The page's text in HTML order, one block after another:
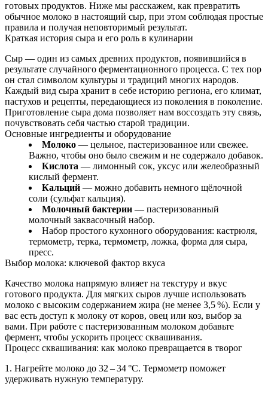
готовых продуктов. Ниже мы расскажем, как превратить
обычное молоко в настоящий сыр, при этом соблюдая простые
правила и получая неповторимый результат.
Краткая история сыра и его роль в кулинарии
Сыр — один из самых древних продуктов, появившийся в
результате случайного ферментационного процесса. С тех пор
он стал символом культуры и традиций многих народов.
Каждый вид сыра хранит в себе историю региона, его климат,
пастухов и рецепты, передающиеся из поколения в поколение.
Приготовление сыра дома позволяет нам воссоздать эту связь,
почувствовать себя частью старой традиции.
Основные ингредиенты и оборудование
Молоко — цельное, пастеризованное или свежее.
Важно, чтобы оно было свежим и не содержало добавок.
Кислота — лимонный сок, уксус или желеобразный
кислый фермент.
Кальций — можно добавить немного щёлочной
соли (сульфат кальция).
Молочный бактерии — пастеризованный
молочный заквасочный набор.
Набор простого кухонного оборудования: кастрюля,
термометр, терка, термометр, ложка, форма для сыра,
пресс.
Выбор молока: ключевой фактор вкуса
Качество молока напрямую влияет на текстуру и вкус
готового продукта. Для мягких сыров лучше использовать
молоко с высоким содержанием жира (не менее 3,5 %). Если у
вас есть доступ к молоку от коров, овец или коз, выбор за
вами. При работе с пастеризованным молоком добавьте
фермент, чтобы ускорить процесс сквашивания.
Процесс сквашивания: как молоко превращается в творог
1. Нагрейте молоко до 32 – 34 °C. Термометр поможет
удерживать нужную температуру.